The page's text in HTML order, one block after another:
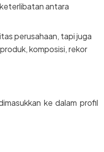
antara
perusahaan, tapi juga
komposisi, rekor
ke dalam profil